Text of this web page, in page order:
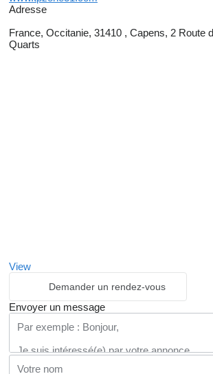
Adresse
France, Occitanie, 31410 , Capens, 2 Route
Quarts
View
Demander un rendez-vous
Envoyer un message